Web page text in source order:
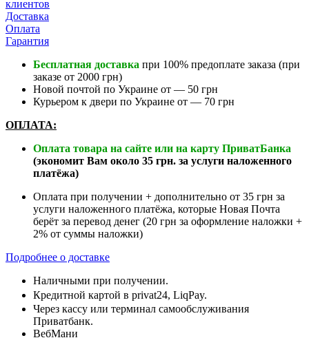
клиентов
Доставка
Оплата
Гарантия
Бесплатная доставка при 100% предоплате заказа (при
заказе от 2000 грн)
Новой почтой по Украине от — 50 грн
Курьером к двери по Украине от — 70 грн
ОПЛАТА:
Оплата товара на сайте или на карту ПриватБанка
(экономит Вам около 35 грн. за услуги наложенного
платёжа)
Оплата при получении + дополнительно от 35 грн за
услуги наложенного платёжа, которые Новая Почта
берёт за перевод денег (20 грн за оформление наложки +
2% от суммы наложки)
Подробнее о доставке
Наличными при получении.
Кредитной картой в privat24, LiqPay.
Через кассу или терминал самообслуживания
Приватбанк.
ВебМани